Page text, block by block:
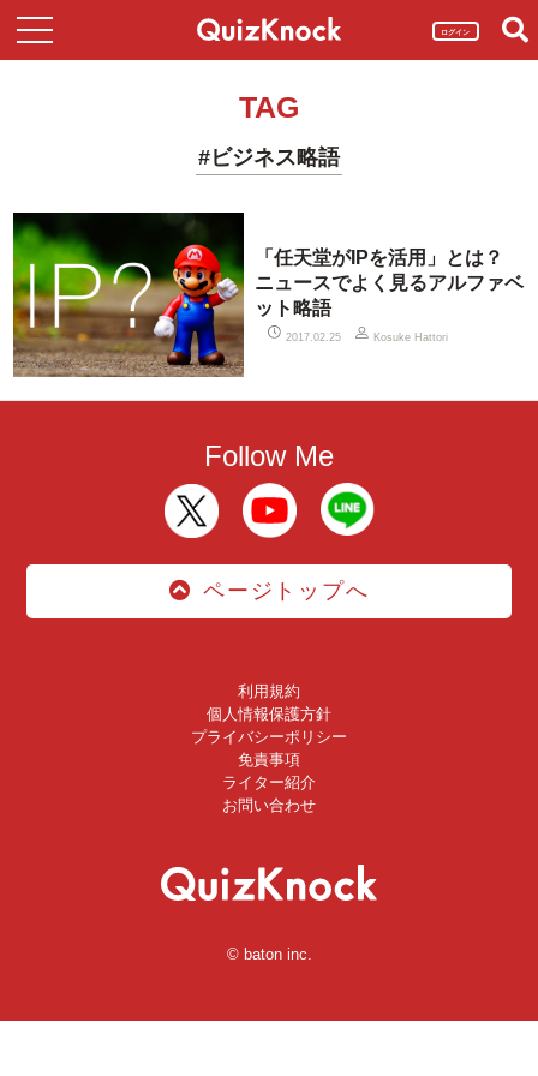
ログイン
TAG
#ビジネス略語
「任天堂がIPを活用」とは？
ニュースでよく見るアルファベ
ット略語
2017.02.25 Kosuke Hattori
Follow Me
ページトップへ
利用規約
個人情報保護方針
プライバシーポリシー
免責事項
ライター紹介
お問い合わせ
© baton inc.